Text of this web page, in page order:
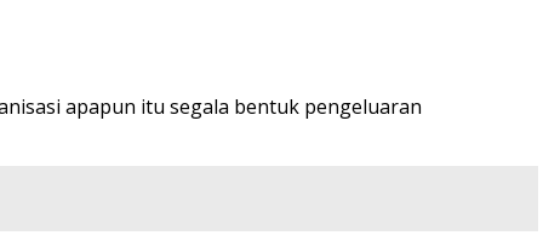
apapun itu segala bentuk pengeluaran